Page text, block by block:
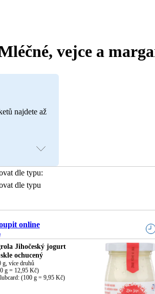
vejce a
najdete až
dle typu:
dle typu
online
Jihočeský jogurt
ochucený
g, více druhů
g = 12,95 Kč)
(100 g = 9,95 Kč)